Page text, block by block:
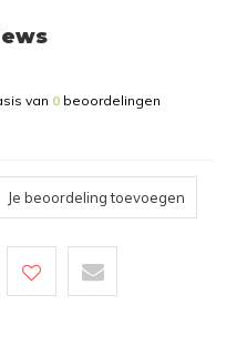
van 0 beoordelingen
Je beoordeling toevoegen